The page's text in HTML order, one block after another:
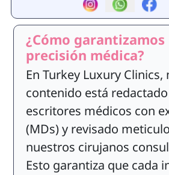
¿Cómo garantizamos
precisión médica?
En Turkey Luxury Clinics,
contenido está
escritores médicos con
(MDs) y revisado
nuestros cirujanos
Esto garantiza que cada